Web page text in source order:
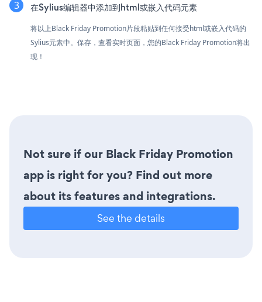
在Sylius编辑器中添加到html或嵌入代码元素
将以上Black Friday Promotion片段粘贴到任何接受html或嵌入代码的
Sylius元素中。保存，查看实时页面，您的Black Friday Promotion将出
现！
Not sure if our Black Friday Promotion
app is right for you? Find out more
about its features and integrations.
See the details